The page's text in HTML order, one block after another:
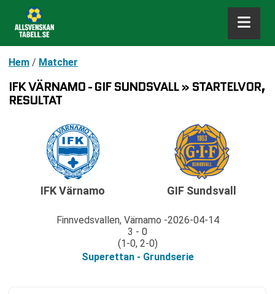
Hem / Matcher
IFK VÄRNAMO - GIF SUNDSVALL » STARTELVOR,
RESULTAT
IFK Värnamo
Finnvedsvallen, Värnamo 2026-04-14
3 - 0
(1-0, 2-0)
Superettan - Grundserie
GIF Sundsvall